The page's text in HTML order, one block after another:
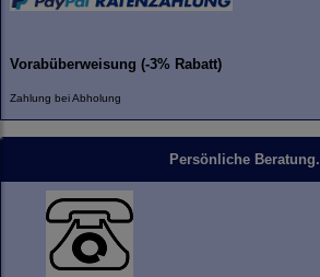
Vorabüberweisung (-3% Rabatt)
Zahlung bei Abholung
Persönliche Beratung.